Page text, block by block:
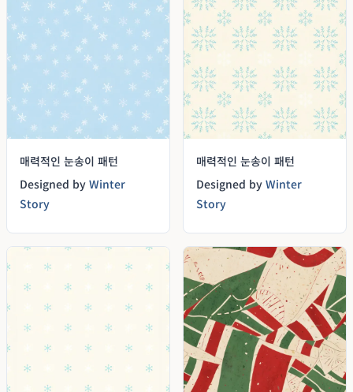
매력적인 눈송이 패턴
Designed by Winter
Story
매력적인 눈송이 패턴
Designed by Winter
Story